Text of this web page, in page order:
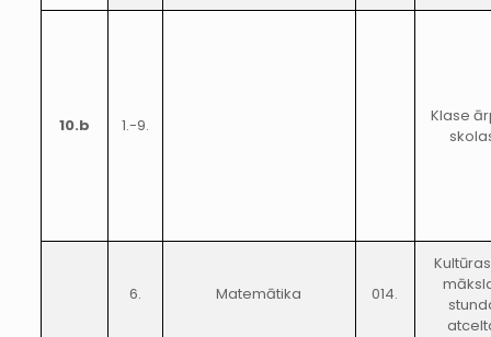
10.b 1.-9.
Klase
6. Matemātika 014.